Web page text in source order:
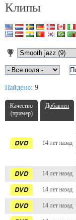
Клипы
Найдено: 9
Качество
(пример)
Добавлен
14 лет назад
14 лет назад
14 лет назад
14 лет назад